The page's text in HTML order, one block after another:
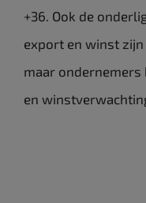
+36. Ook de
export en winst zijn
maar
en